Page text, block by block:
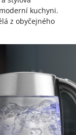
kuchyni.
z obyčejného